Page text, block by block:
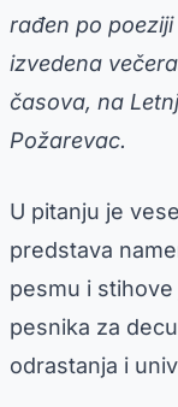
rađen po
izvedena
časova, na
Požarevac.
U pitanju je
predstava
pesmu i
pesnika za
odrastanja i